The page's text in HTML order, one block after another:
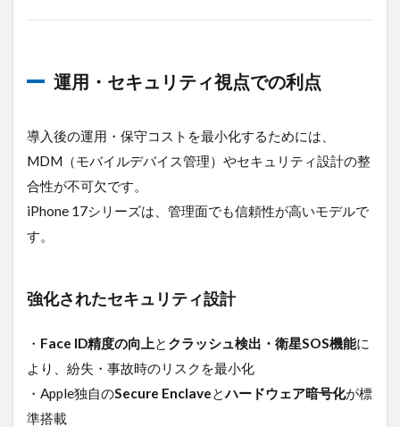
運用・セキュリティ視点での利点
導入後の運用・保守コストを最小化するためには、
MDM（モバイルデバイス管理）やセキュリティ設計の整
合性が不可欠です。
iPhone 17シリーズは、管理面でも信頼性が高いモデルで
す。
強化されたセキュリティ設計
・ Face ID精度の向上と クラッシュ検出・衛星SOS機能に
より、紛失・事故時のリスクを最小化
・Apple独自のSecure Enclaveとハードウェア暗号化が標
準搭載